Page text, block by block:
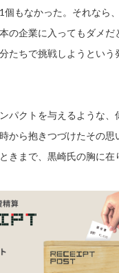
個もなかった。それなら
の企業に入ってもダメだ
たちで挑戦しようという
パクトを与えるような、
から抱きつづけたその思
きまで、黒崎氏の胸に在